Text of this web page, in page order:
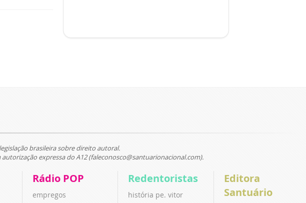
brasileira sobre direito autoral.
expressa do A12 (faleconosco@santuarionacional.com).
Rádio POP
empregos
Redentoristas
história pe. vitor
Editora
Santuário